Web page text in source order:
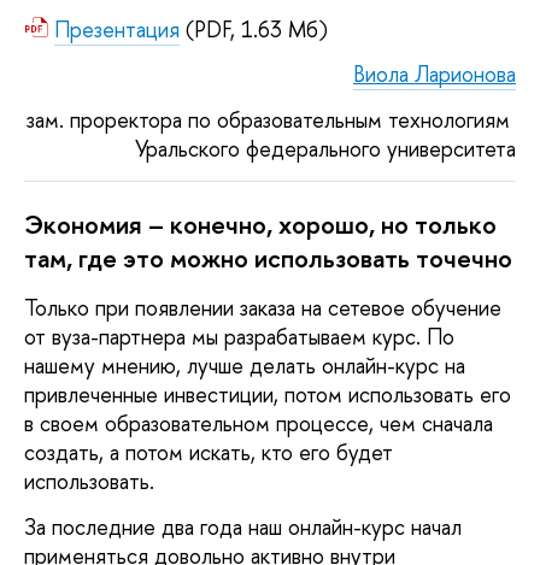
Презентация (PDF, 1.63 Мб)
Виола Ларионова
зам. проректора по образовательным технологиям
Уральского федерального университета
Экономия – конечно, хорошо, но только
там, где это можно использовать точечно
Только при появлении заказа на сетевое обучение
от вуза-партнера мы разрабатываем курс. По
нашему мнению, лучше делать онлайн-курс на
привлеченные инвестиции, потом использовать его
в своем образовательном процессе, чем сначала
создать, а потом искать, кто его будет
использовать.
За последние два года наш онлайн-курс начал
применяться довольно активно внутри